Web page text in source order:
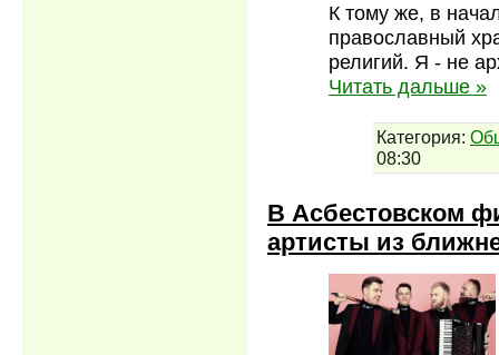
К тому же, в
православный
религий. Я - не
Читать дальше »
Категория:
08:30
В Асбестовском
артисты из